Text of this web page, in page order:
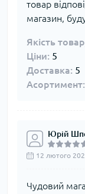
товар
магазин,
Якість
Ціни: 5
Доставка: 5
Асортимент:
Юрій
12 лютого
Чудовий